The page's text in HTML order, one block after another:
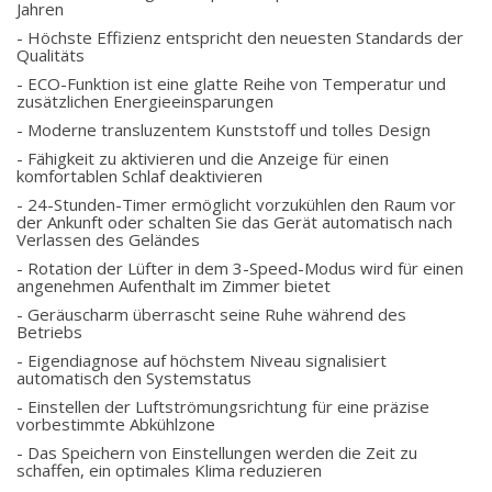
Jahren
- Höchste Effizienz entspricht den neuesten Standards der
Qualitäts
- ECO-Funktion ist eine glatte Reihe von Temperatur und
zusätzlichen Energieeinsparungen
- Moderne transluzentem Kunststoff und tolles Design
- Fähigkeit zu aktivieren und die Anzeige für einen
komfortablen Schlaf deaktivieren
- 24-Stunden-Timer ermöglicht vorzukühlen den Raum vor
der Ankunft oder schalten Sie das Gerät automatisch nach
Verlassen des Geländes
- Rotation der Lüfter in dem 3-Speed-Modus wird für einen
angenehmen Aufenthalt im Zimmer bietet
- Geräuscharm überrascht seine Ruhe während des
Betriebs
- Eigendiagnose auf höchstem Niveau signalisiert
automatisch den Systemstatus
- Einstellen der Luftströmungsrichtung für eine präzise
vorbestimmte Abkühlzone
- Das Speichern von Einstellungen werden die Zeit zu
schaffen, ein optimales Klima reduzieren